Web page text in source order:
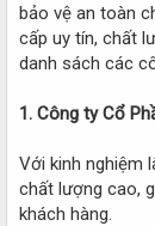
bảo vệ an toàn
cấp uy tín, chất
danh sách các
1. Công ty Cổ
Với kinh nghiệm
chất lượng cao,
khách hàng.